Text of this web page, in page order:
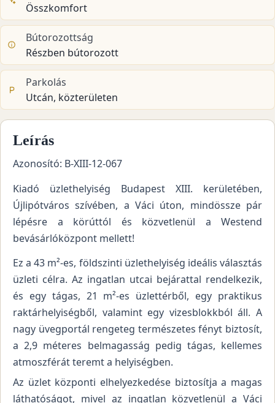
Összkomfort
Bútorozottság
Részben bútorozott
Parkolás
Utcán, közterületen
Leírás
Azonosító: B-XIII-12-067
Kiadó üzlethelyiség Budapest XIII. kerületében,
Újlipótváros szívében, a Váci úton, mindössze pár
lépésre a körúttól és közvetlenül a Westend
bevásárlóközpont mellett!
Ez a 43 m²-es, földszinti üzlethelyiség ideális választás
üzleti célra. Az ingatlan utcai bejárattal rendelkezik,
és egy tágas, 21 m²-es üzlettérből, egy praktikus
raktárhelyiségből, valamint egy vizesblokkból áll. A
nagy üvegportál rengeteg természetes fényt biztosít,
a 2,9 méteres belmagasság pedig tágas, kellemes
atmoszférát teremt a helyiségben.
Az üzlet központi elhelyezkedése biztosítja a magas
láthatóságot, mivel az ingatlan közvetlenül a Váci